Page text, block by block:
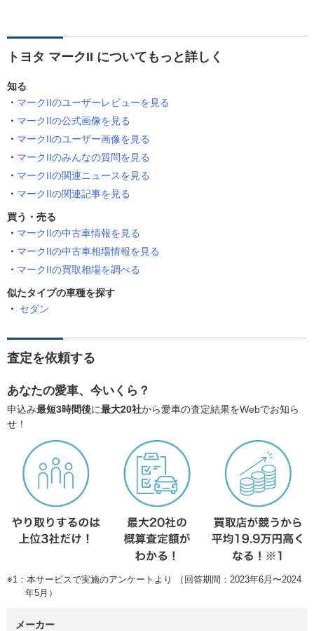
トヨタ マークII についてもっと詳しく
知る
マークIIのユーザーレビューを見る
マークIIの公式画像を見る
マークIIのユーザー画像を見る
マークIIのみんなの質問を見る
マークIIの関連ニュースを見る
マークIIの関連記事を見る
買う・売る
マークIIの中古車情報を見る
マークIIの中古車相場情報を見る
マークIIの買取相場を調べる
似たタイプの車種を探す
セダン
査定を依頼する
あなたの愛車、今いくら？
申込み最短3時間後に最大20社から愛車の査定結果をWebでお知ら
せ！
※1：本サービスで実施のアンケートより （回答期間：2023年6月〜2024
年5月）
メーカー